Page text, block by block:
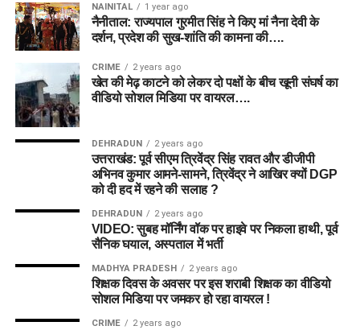
NAINITAL 1 year ago
नैनीताल: राज्यपाल गुरमीत सिंह ने किए मां नैना देवी के
दर्शन, प्रदेश की सुख-शांति की कामना की….
CRIME 2 years ago
खेत की मेढ़ काटने को लेकर दो पक्षों के बीच खूनी संघर्ष का
वीडियो सोशल मिडिया पर वायरल….
DEHRADUN 2 years ago
उत्तराखंड: पूर्व सीएम त्रिवेंद्र सिंह रावत और डीजीपी
अभिनव कुमार आमने-सामने, त्रिवेंद्र ने आखिर क्यों DGP
को दी हद में रहने की सलाह ?
DEHRADUN 2 years ago
VIDEO: सुबह मॉर्निंग वॉक पर हाइवे पर निकला हाथी, पूर्व
सैनिक घयाल, अस्पताल में भर्ती
MADHYA PRADESH 2 years ago
शिक्षक दिवस के अवसर पर इस शराबी शिक्षक का वीडियो
सोशल मिडिया पर जमकर हो रहा वायरल !
CRIME 2 years ago